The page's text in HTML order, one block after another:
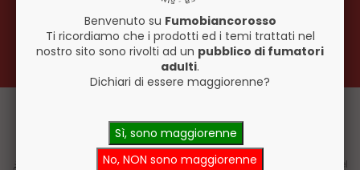
ISCRIVITI ALLA NEWSLETTER
ISCRIVITI
Fumo Bianco Rosso, da oltre 10 anni si impegna a
fornire prodotti di alta qualità e servizi eccezionali nel
Benvenuto su Fumobiancorosso
Ti ricordiamo che i prodotti ed i temi trattati nel
nostro sito sono rivolti ad un pubblico di fumatori
adulti.
Dichiari di essere maggiorenne?
Sì, sono maggiorenne
No, NON sono maggiorenne